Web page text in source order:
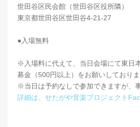
世田谷区民会館（世田谷区役所隣）
東京都世田谷区世田谷4-21-27
●入場無料
※入場料に代えて、当日会場にて東日
募金（500円以上）をお願いしており
※当日は予約なしで参加できますが、
詳細は、せたがや音楽プロジェクト